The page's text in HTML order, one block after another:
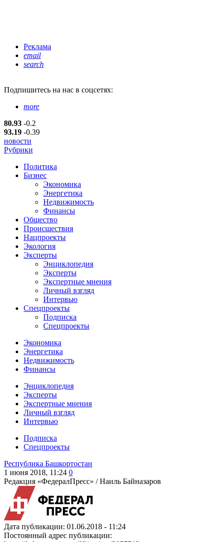
Реклама
email
search
Подпишитесь на нас в соцсетях:
more
80.93 -0.2
93.19 -0.39
новости
Рубрики
Политика
Бизнес
Экономика
Энергетика
Недвижимость
Финансы
Общество
Происшествия
Нацпроекты
Экология
Эксперты
Энциклопедия
Эксперты
Экспертные мнения
Личный взгляд
Интервью
Спецпроекты
Подписка
Спецпроекты
Экономика
Энергетика
Недвижимость
Финансы
Энциклопедия
Эксперты
Экспертные мнения
Личный взгляд
Интервью
Подписка
Спецпроекты
Республика Башкортостан
1 июня 2018, 11:24 0
Редакция «ФедералПресс» /Наиль Байназаров
Дата публикации: 01.06.2018 - 11:24
Постоянный адрес публикации: